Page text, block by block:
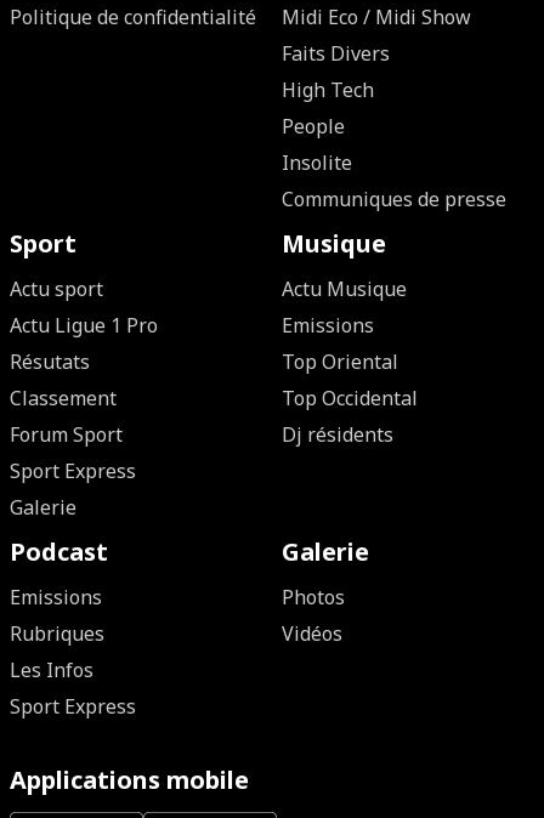
Politique de confidentialité
Midi Eco / Midi Show
Faits Divers
High Tech
People
Insolite
Communiques de presse
Sport
Actu sport
Actu Ligue 1 Pro
Résutats
Classement
Forum Sport
Sport Express
Galerie
Musique
Actu Musique
Emissions
Top Oriental
Top Occidental
Dj résidents
Podcast
Emissions
Rubriques
Les Infos
Sport Express
Galerie
Photos
Vidéos
Applications mobile